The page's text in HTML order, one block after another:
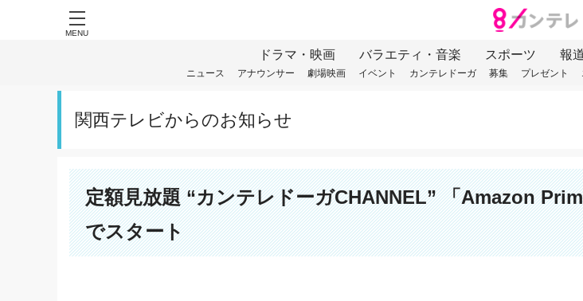
MENU
ドラマ・映画 バラエティ・音楽 スポーツ 報
ニュース アナウンサー 劇場映画 イベント カンテレドーガ 募集 プレゼント
関西テレビからのお知らせ
定額見放題 “カンテレドーガCHANNEL” 「Amazon
でスタート